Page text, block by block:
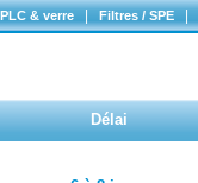
& verre Filtres / SPE
Délai